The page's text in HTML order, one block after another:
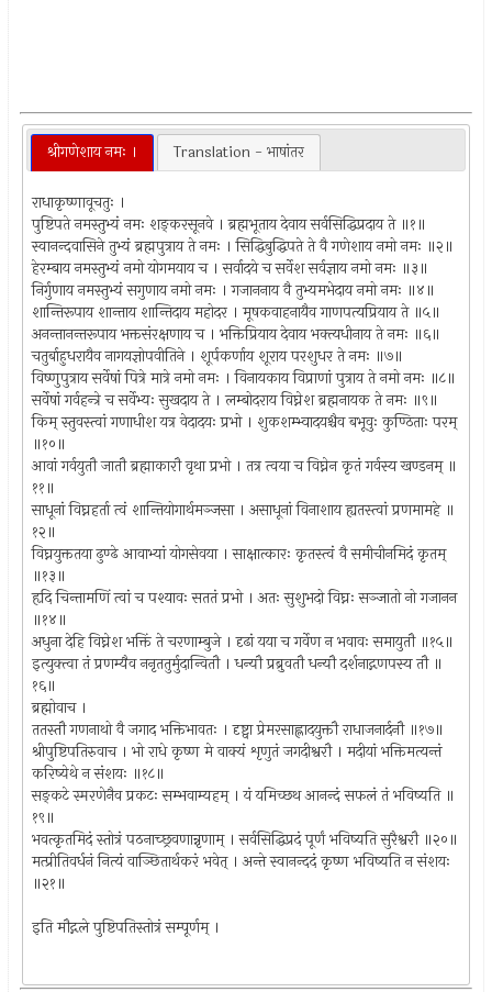
श्रीगणेशाय नमः । Translation - भाषांतर
राधाकृष्णावूचतुः ।
पुष्टिपते नमस्तुभ्यं नमः शङ्करसूनवे । ब्रह्मभूताय देवाय सर्वसिद्धिप्रदाय ते ॥१॥
स्वानन्दवासिने तुभ्यं ब्रह्मपुत्राय ते नमः । सिद्धिबुद्धिपते ते वै गणेशाय नमो नमः ॥२॥
हेरम्बाय नमस्तुभ्यं नमो योगमयाय च । सर्वादये च सर्वेश सर्वज्ञाय नमो नमः ॥३॥
निर्गुणाय नमस्तुभ्यं सगुणाय नमो नमः । गजाननाय वै तुभ्यमभेदाय नमो नमः ॥४॥
शान्तिरूपाय शान्ताय शान्तिदाय महोदर । मूषकवाहनायैव गाणपत्यप्रियाय ते ॥५॥
अनन्तानन्तरूपाय भक्तसंरक्षणाय च । भक्तिप्रियाय देवाय भक्त्यधीनाय ते नमः ॥६॥
चतुर्बाहुधरायैव नागयज्ञोपवीतिने । शूर्पकर्णाय शूराय परशुधर ते नमः ॥७॥
विष्णुपुत्राय सर्वेषां पित्रे मात्रे नमो नमः । विनायकाय विप्राणां पुत्राय ते नमो नमः ॥८॥
सर्वेषां गर्वहन्त्रे च सर्वेभ्यः सुखदाय ते । लम्बोदराय विघ्नेश ब्रह्मनायक ते नमः ॥९॥
किम् स्तुवस्त्वां गणाधीश यत्र वेदादयः प्रभो । शुकशम्भ्वादयश्चैव बभूवुः कुण्ठिताः परम्
॥१०॥
आवां गर्वयुतौ जातौ ब्रह्माकारौ वृथा प्रभो । तत्र त्वया च विघ्नेन कृतं गर्वस्य खण्डनम् ॥
११॥
साधूनां विघ्नहर्ता त्वं शान्तियोगार्थमञ्जसा । असाधूनां विनाशाय ह्यतस्त्वां प्रणमामहे ॥
१२॥
विघ्नयुक्ततया ढुण्ढे आवाभ्यां योगसेवया । साक्षात्कारः कृतस्त्वं वै समीचीनमिदं कृतम्
॥१३॥
हृदि चिन्तामणिं त्वां च पश्यावः सततं प्रभो । अतः सुशुभदो विघ्नः सञ्जातो नो गजानन
॥१४॥
अधुना देहि विघ्नेश भक्तिं ते चरणाम्बुजे । दृढां यया च गर्वेण न भवावः समायुतौ ॥१५॥
इत्युक्त्वा तं प्रणम्यैव ननृततुर्मुदान्वितौ । धन्यौ प्रब्रुवतौ धन्यौ दर्शनाद्गणपस्य तौ ॥
१६॥
ब्रह्मोवाच ।
ततस्तौ गणनाथो वै जगाद भक्तिभावतः । दृष्ट्वा प्रेमरसाह्लादयुक्तौ राधाजनार्दनौ ॥१७॥
श्रीपुष्टिपतिरुवाच । भो राधे कृष्ण मे वाक्यं शृणुतं जगदीश्वरौ । मदीयां भक्तिमत्यन्तं
करिष्येथे न संशयः ॥१८॥
सङ्कटे स्मरणेनैव प्रकटः सम्भवाम्यहम् । यं यमिच्छथ आनन्दं सफलं तं भविष्यति ॥
१९॥
भवत्कृतमिदं स्तोत्रं पठनाच्छ्रवणान्नृणाम् । सर्वसिद्धिप्रदं पूर्णं भविष्यति सुरैश्वरौ ॥२०॥
मत्प्रीतिवर्धनं नित्यं वाञ्छितार्थकरं भवेत् । अन्ते स्वानन्ददं कृष्ण भविष्यति न संशयः
॥२१॥
इति मौद्गले पुष्टिपतिस्तोत्रं सम्पूर्णम् ।